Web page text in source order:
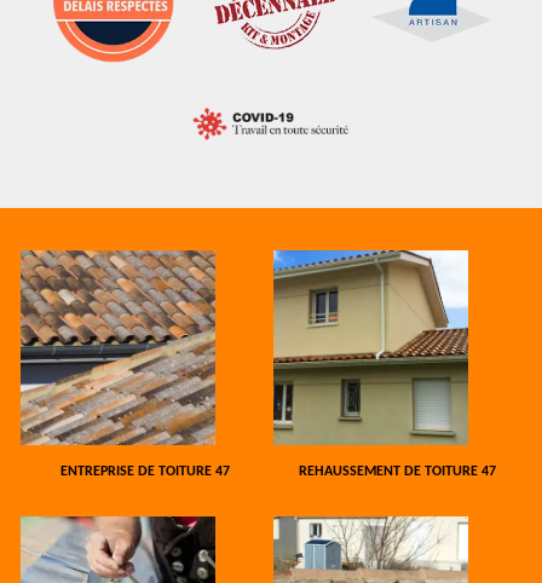
ENTREPRISE DE TOITURE 47 REHAUSSEMENT DE TOITURE 47